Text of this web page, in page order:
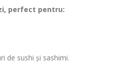
perfect pentru:
de sushi și sashimi.